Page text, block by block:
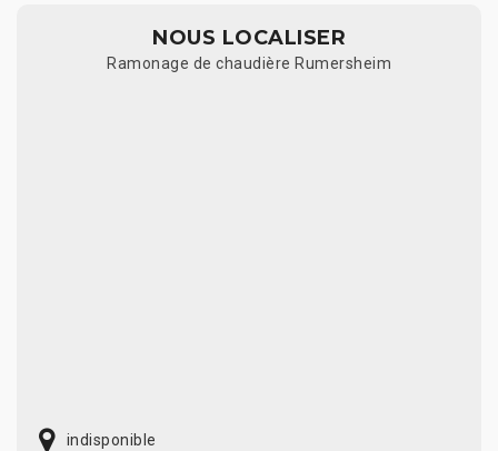
NOUS LOCALISER
Ramonage de chaudière Rumersheim
indisponible